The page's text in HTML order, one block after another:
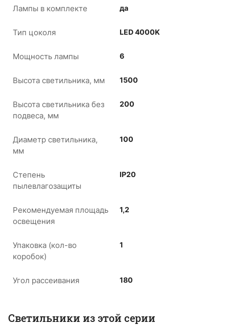
Лампы в комплекте да
Тип цоколя LED 4000K
Мощность лампы 6
Высота светильника, мм 1500
Высота светильника без
подвеса, мм
200
Диаметр светильника,
мм
100
Степень
пылевлагозащиты
IP20
Рекомендуемая площадь
освещения
1,2
Упаковка (кол-во
коробок)
1
Угол рассеивания 180
Светильники из этой серии